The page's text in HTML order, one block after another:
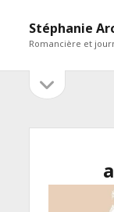
Stéphanie
Romancière et
Sidebar
sidebar